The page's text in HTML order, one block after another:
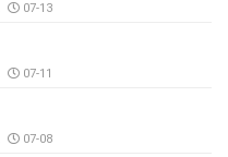
07-13
07-11
07-08